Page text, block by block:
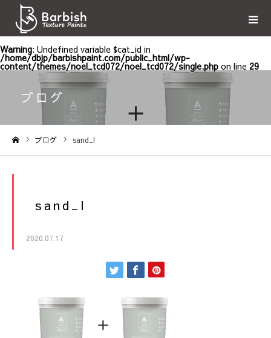
Warning: Undefined variable $cat_id in
/home/dbjp/barbishpaint.com/public_html/wp-
content/themes/noel_tcd072/noel_tcd072/single.php on line 29
ブログ
ブログ sand_l
sand_l
2020.07.17